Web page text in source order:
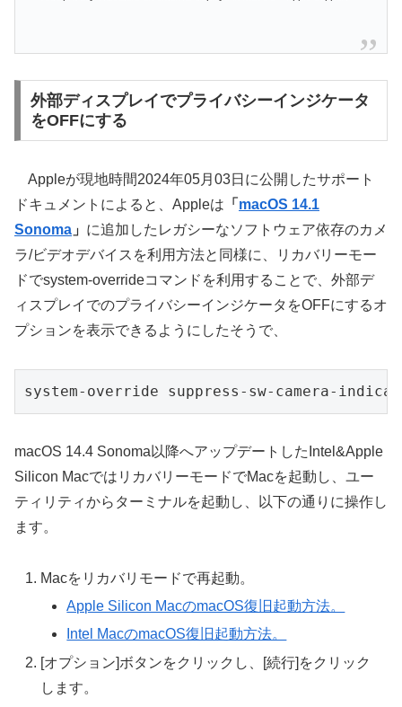
外部ディスプレイでプライバシーインジケータ
をOFFにする
Appleが現地時間2024年05月03日に公開したサポート
ドキュメントによると、Appleは 「 macOS 14.1
Sonoma 」 に追加したレガシーなソフトウェア依存のカメ
ラ/ビデオデバイスを利用方法と同様に、リカバリーモー
ドでsystem-overrideコマンドを利用することで、外部デ
ィスプレイでのプライバシーインジケータをOFFにするオ
プションを表示できるようにしたそうで、
system-override suppress-sw-camera-
macOS 14.4 Sonoma以降へアップデートしたIntel&Apple
Silicon MacではリカバリーモードでMacを起動し、ユー
ティリティからターミナルを起動し、以下の通りに操作し
ます。
Macをリカバリモードで再起動。
Apple Silicon MacのmacOS復旧起動方法。
Intel MacのmacOS復旧起動方法。
[オプション]ボタンをクリックし、[続行]をクリック
します。